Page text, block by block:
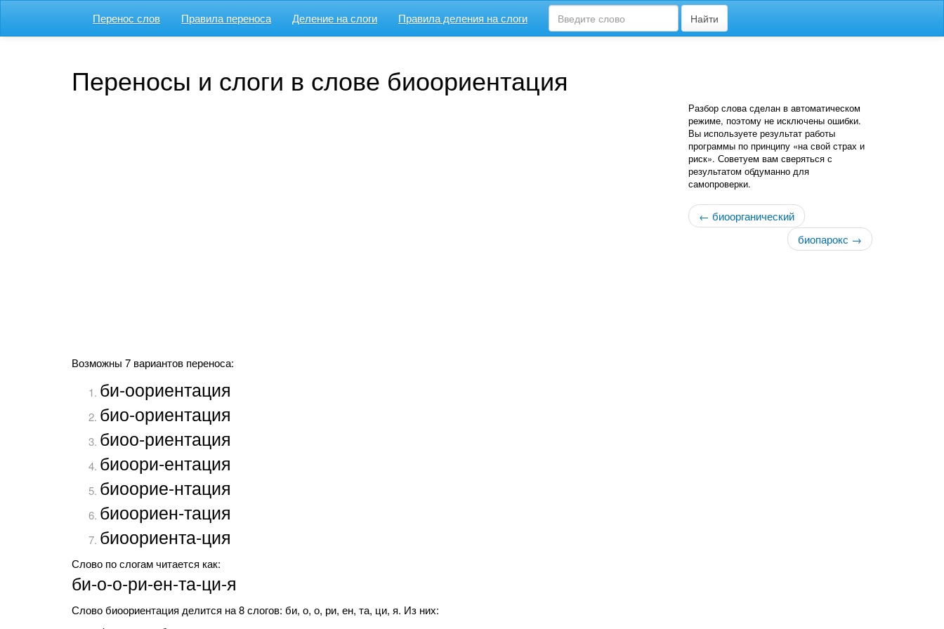
Перенос слов Правила переноса Деление на слоги Правила деления на слоги Найти
Переносы и слоги в слове биоориентация
Возможны 7 вариантов переноса:
би-оориентация
био-ориентация
биоо-риентация
биоори-ентация
биоорие-нтация
биоориен-тация
биоориента-ция
Слово по слогам читается как:
би-о-о-ри-ен-та-ци-я
Слово биоориентация делится на 8 слогов: би, о, о, ри, ен, та, ци, я. Из них:
Разбор слова сделан в автоматическом
режиме, поэтому не исключены ошибки.
Вы используете результат работы
программы по принципу «на свой страх и
риск». Советуем вам сверяться с
результатом обдуманно для
самопроверки.
← биоорганический
биопарокс →